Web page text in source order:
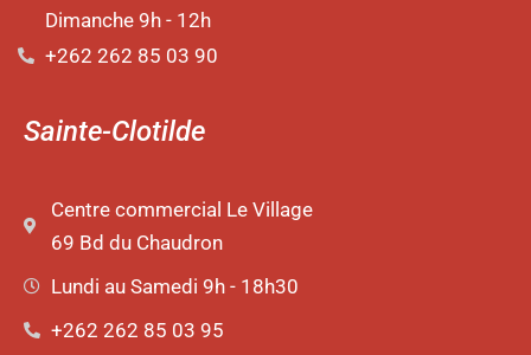
Dimanche 9h - 12h
+262 262 85 03 90
Sainte-Clotilde
Centre commercial Le Village
69 Bd du Chaudron
Lundi au Samedi 9h - 18h30
+262 262 85 03 95